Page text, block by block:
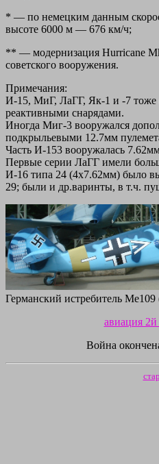
* — по немецким данным
высоте 6000 м — 676 км/ч;
** — модернизация Нurricane
советского вооружения.
Примечания:
И-15, MиГ, ЛаГГ, Як-1 и -7 тоже
реактивными снарядами.
Иногда Миг-3 вооружался
подкрыльевыми 12.7мм
Часть И-153 вооружалась
Первые серии ЛаГГ имели
И-16 типа 24 (4x7.62мм) было
29; были и др.варинты, в т.ч.
Германский истребитель
авиация
Война